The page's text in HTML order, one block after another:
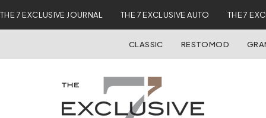
THE 7 EXCLUSIVE JOURNAL THE 7 EXCLUSIVE AUTO THE 7
CLASSIC RESTOMOD